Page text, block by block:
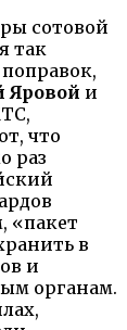
сотовой
так
Яровой и
что
раз
«пакет
в
и
органам.